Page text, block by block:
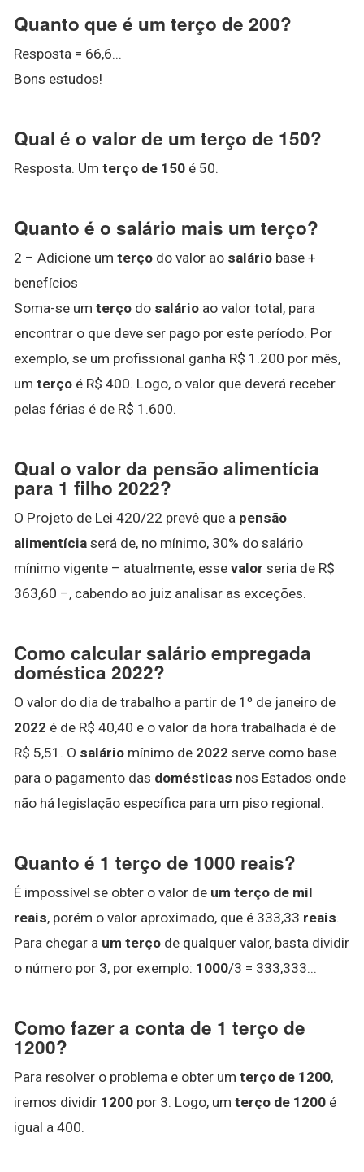
Quanto que é um terço de 200?
Resposta = 66,6...
Bons estudos!
Qual é o valor de um terço de 150?
Resposta. Um terço de 150 é 50.
Quanto é o salário mais um terço?
2 – Adicione um terço do valor ao salário base +
benefícios
Soma-se um terço do salário ao valor total, para
encontrar o que deve ser pago por este período. Por
exemplo, se um profissional ganha R$ 1.200 por mês,
um terço é R$ 400. Logo, o valor que deverá receber
pelas férias é de R$ 1.600.
Qual o valor da pensão alimentícia
para 1 filho 2022?
O Projeto de Lei 420/22 prevê que a pensão
alimentícia será de, no mínimo, 30% do salário
mínimo vigente – atualmente, esse valor seria de R$
363,60 –, cabendo ao juiz analisar as exceções.
Como calcular salário empregada
doméstica 2022?
O valor do dia de trabalho a partir de 1º de janeiro de
2022 é de R$ 40,40 e o valor da hora trabalhada é de
R$ 5,51. O salário mínimo de 2022 serve como base
para o pagamento das domésticas nos Estados onde
não há legislação específica para um piso regional.
Quanto é 1 terço de 1000 reais?
É impossível se obter o valor de um terço de mil
reais, porém o valor aproximado, que é 333,33 reais.
Para chegar a um terço de qualquer valor, basta dividir
o número por 3, por exemplo: 1000/3 = 333,333...
Como fazer a conta de 1 terço de
1200?
Para resolver o problema e obter um terço de 1200,
iremos dividir 1200 por 3. Logo, um terço de 1200 é
igual a 400.